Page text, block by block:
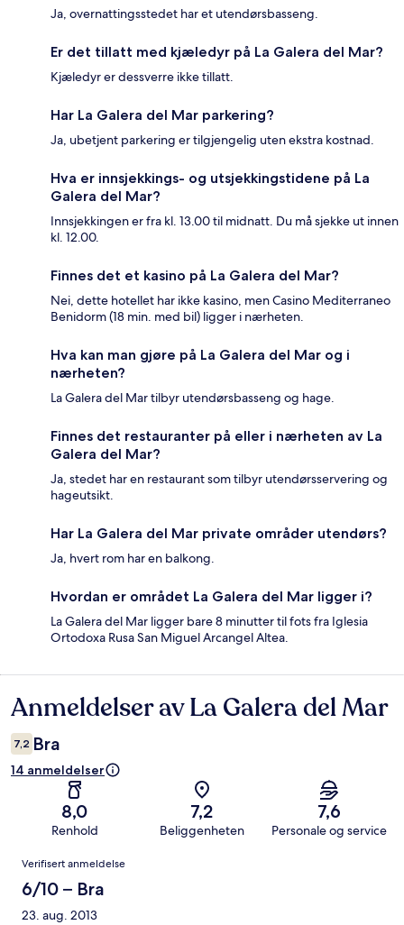
Ja, overnattingsstedet har et utendørsbasseng.
Er det tillatt med kjæledyr på La Galera del Mar?
Kjæledyr er dessverre ikke tillatt.
Har La Galera del Mar parkering?
Ja, ubetjent parkering er tilgjengelig uten ekstra kostnad.
Hva er innsjekkings- og utsjekkingstidene på La
Galera del Mar?
Innsjekkingen er fra kl. 13.00 til midnatt. Du må sjekke ut innen
kl. 12.00.
Finnes det et kasino på La Galera del Mar?
Nei, dette hotellet har ikke kasino, men Casino Mediterraneo
Benidorm (18 min. med bil) ligger i nærheten.
Hva kan man gjøre på La Galera del Mar og i
nærheten?
La Galera del Mar tilbyr utendørsbasseng og hage.
Finnes det restauranter på eller i nærheten av La
Galera del Mar?
Ja, stedet har en restaurant som tilbyr utendørsservering og
hageutsikt.
Har La Galera del Mar private områder utendørs?
Ja, hvert rom har en balkong.
Hvordan er området La Galera del Mar ligger i?
La Galera del Mar ligger bare 8 minutter til fots fra Iglesia
Ortodoxa Rusa San Miguel Arcangel Altea.
Anmeldelser
Anmeldelser av La Galera del Mar
7,2 Bra
14 anmeldelser
8,0
Renhold
7,2
Beliggenheten
7,6
Personale og service
Anmeldelser
Verifisert anmeldelse
6/10 – Bra
23. aug. 2013